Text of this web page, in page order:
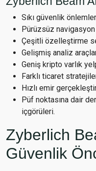
Sıkı güvenlik
Pürüzsüz navigasyon
Çeşitli özelleştirme
Gelişmiş analiz
Geniş kripto varlık
Farklı ticaret
Hızlı emir
Püf noktasına dair
içgörüleri.
Zyberlich
Güvenlik